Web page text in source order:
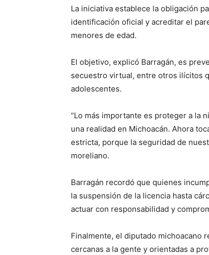
La iniciativa establece la obligación
identificación oficial y acreditar el
menores de edad.
El objetivo, explicó Barragán, es
secuestro virtual, entre otros ilícitos
adolescentes.
“Lo más importante es proteger a la
una realidad en Michoacán. Ahora
estricta, porque la seguridad de
moreliano.
Barragán recordó que quienes
la suspensión de la licencia hasta
actuar con responsabilidad y
Finalmente, el diputado michoacano
cercanas a la gente y orientadas a